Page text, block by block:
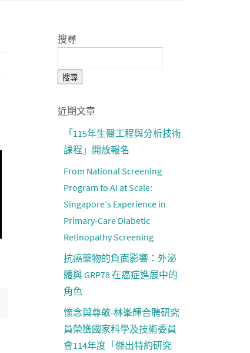
搜尋
搜尋
近期文章
「115年生醫工程與分析技術
課程」開放報名
From National Screening
Program to AI at Scale:
Singapore’s Experience in
Primary-Care Diabetic
Retinopathy Screening
抗癌藥物的負面影響：外泌
體與 GRP78 在癌症進展中的
角色
懷念與尊敬-林峯輝合聘研究
員榮獲國家科學及技術委員
會114年度「傑出特約研究